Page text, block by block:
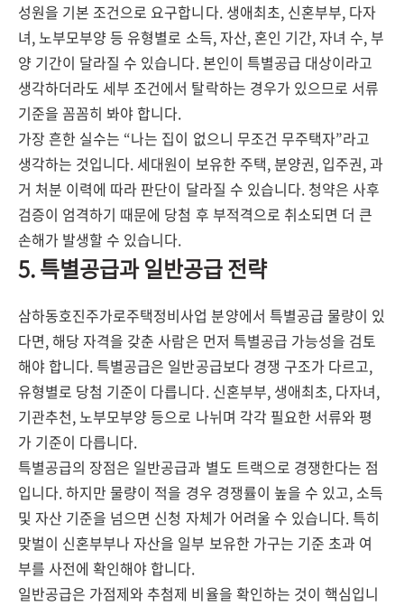
성원을 기본 조건으로 요구합니다. 생애최초, 신혼부부, 다자
녀, 노부모부양 등 유형별로 소득, 자산, 혼인 기간, 자녀 수, 부
양 기간이 달라질 수 있습니다. 본인이 특별공급 대상이라고
생각하더라도 세부 조건에서 탈락하는 경우가 있으므로 서류
기준을 꼼꼼히 봐야 합니다.
가장 흔한 실수는 “나는 집이 없으니 무조건 무주택자”라고
생각하는 것입니다. 세대원이 보유한 주택, 분양권, 입주권, 과
거 처분 이력에 따라 판단이 달라질 수 있습니다. 청약은 사후
검증이 엄격하기 때문에 당첨 후 부적격으로 취소되면 더 큰
손해가 발생할 수 있습니다.
5. 특별공급과 일반공급 전략
삼하동호진주가로주택정비사업 분양에서 특별공급 물량이 있
다면, 해당 자격을 갖춘 사람은 먼저 특별공급 가능성을 검토
해야 합니다. 특별공급은 일반공급보다 경쟁 구조가 다르고,
유형별로 당첨 기준이 다릅니다. 신혼부부, 생애최초, 다자녀,
기관추천, 노부모부양 등으로 나뉘며 각각 필요한 서류와 평
가 기준이 다릅니다.
특별공급의 장점은 일반공급과 별도 트랙으로 경쟁한다는 점
입니다. 하지만 물량이 적을 경우 경쟁률이 높을 수 있고, 소득
및 자산 기준을 넘으면 신청 자체가 어려울 수 있습니다. 특히
맞벌이 신혼부부나 자산을 일부 보유한 가구는 기준 초과 여
부를 사전에 확인해야 합니다.
일반공급은 가점제와 추첨제 비율을 확인하는 것이 핵심입니